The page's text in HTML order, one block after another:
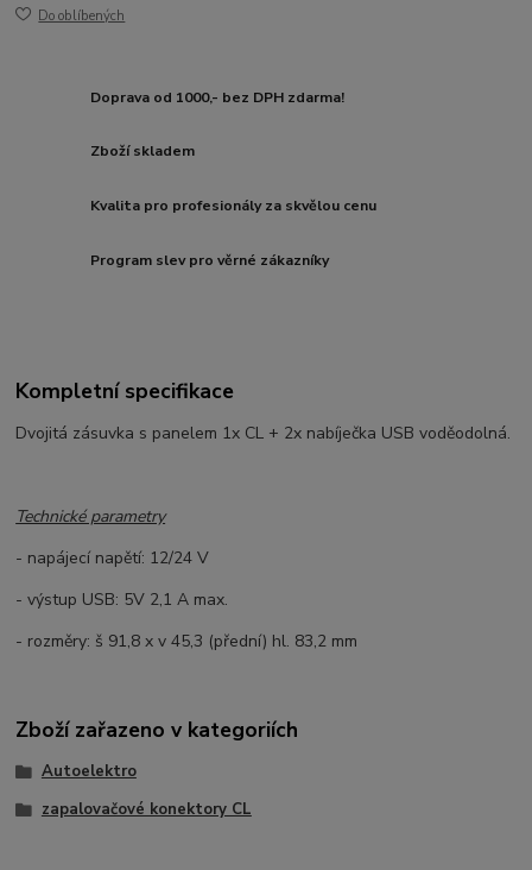
Do oblíbených
Doprava od 1000,- bez DPH zdarma!
Zboží skladem
Kvalita pro profesionály za skvělou cenu
Program slev pro věrné zákazníky
Kompletní specifikace
Dvojitá zásuvka s panelem 1x CL + 2x nabíječka USB voděodolná.
Technické parametry
- napájecí napětí: 12/24 V
- výstup USB: 5V 2,1 A max.
- rozměry: š 91,8 x v 45,3 (přední) hl. 83,2 mm
Zboží zařazeno v kategoriích
Autoelektro
zapalovačové konektory CL